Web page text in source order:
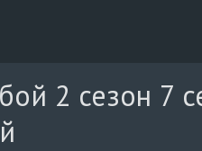
2 сезон 7